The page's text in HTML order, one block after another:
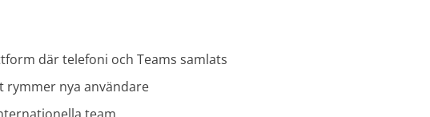
där telefoni och Teams samlats
rymmer nya användare